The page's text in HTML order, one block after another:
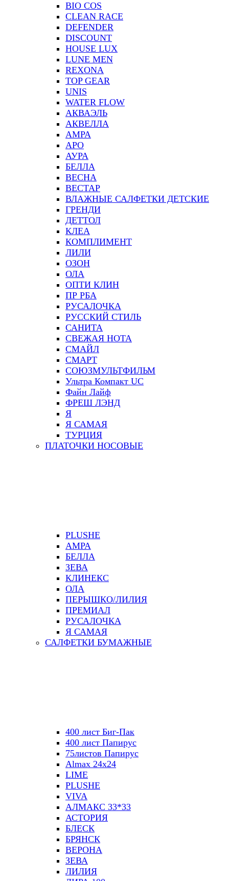
BIO COS
CLEAN RACE
DEFENDER
DISCOUNT
HOUSE LUX
LUNE MEN
REXONA
TOP GEAR
UNIS
WATER FLOW
АКВАЭЛЬ
АКВЕЛЛА
АМРА
АРО
АУРА
БЕЛЛА
ВЕСНА
ВЕСТАР
ВЛАЖНЫЕ САЛФЕТКИ ДЕТСКИЕ
ГРЕНДИ
ДЕТТОЛ
КЛЕА
КОМПЛИМЕНТ
ЛИЛИ
ОЗОН
ОЛА
ОПТИ КЛИН
ПР РБА
РУСАЛОЧКА
РУССКИЙ СТИЛЬ
САНИТА
СВЕЖАЯ НОТА
СМАЙЛ
СМАРТ
СОЮЗМУЛЬТФИЛЬМ
Ультра Компакт UC
Файн Лайф
ФРЕШ ЛЭНД
Я
Я САМАЯ
ТУРЦИЯ
ПЛАТОЧКИ НОСОВЫЕ
PLUSHE
АМРА
БЕЛЛА
ЗЕВА
КЛИНЕКС
ОЛА
ПЕРЫШКО/ЛИЛИЯ
ПРЕМИАЛ
РУСАЛОЧКА
Я САМАЯ
САЛФЕТКИ БУМАЖНЫЕ
400 лист Биг-Пак
400 лист Папирус
75листов Папирус
Almax 24х24
LIME
PLUSHE
VIVA
АЛМАКС 33*33
АСТОРИЯ
БЛЕСК
БРЯНСК
ВЕРОНА
ЗЕВА
ЛИЛИЯ